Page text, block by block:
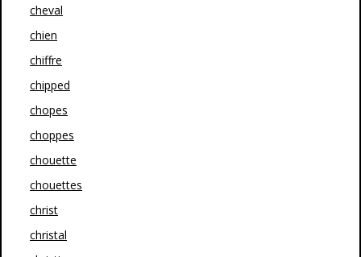
cheval
chien
chiffre
chipped
chopes
choppes
chouette
chouettes
christ
christal